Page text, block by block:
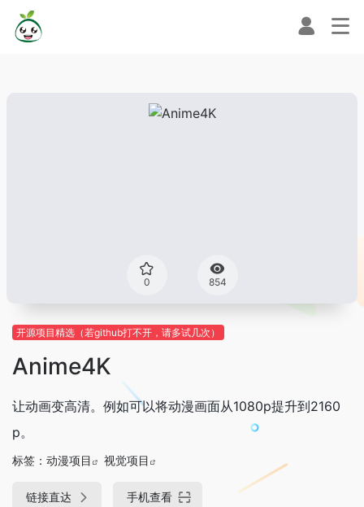
0 854
开源项目精选（若github打不开，请多试几次）
Anime4K
让动画变高清。例如可以将动漫画面从1080p提升到2160
p。
标签： 动漫项目 视觉项目
链接直达 手机查看